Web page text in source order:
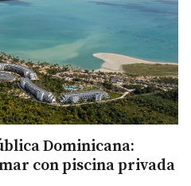
Dominicana:
con piscina privada